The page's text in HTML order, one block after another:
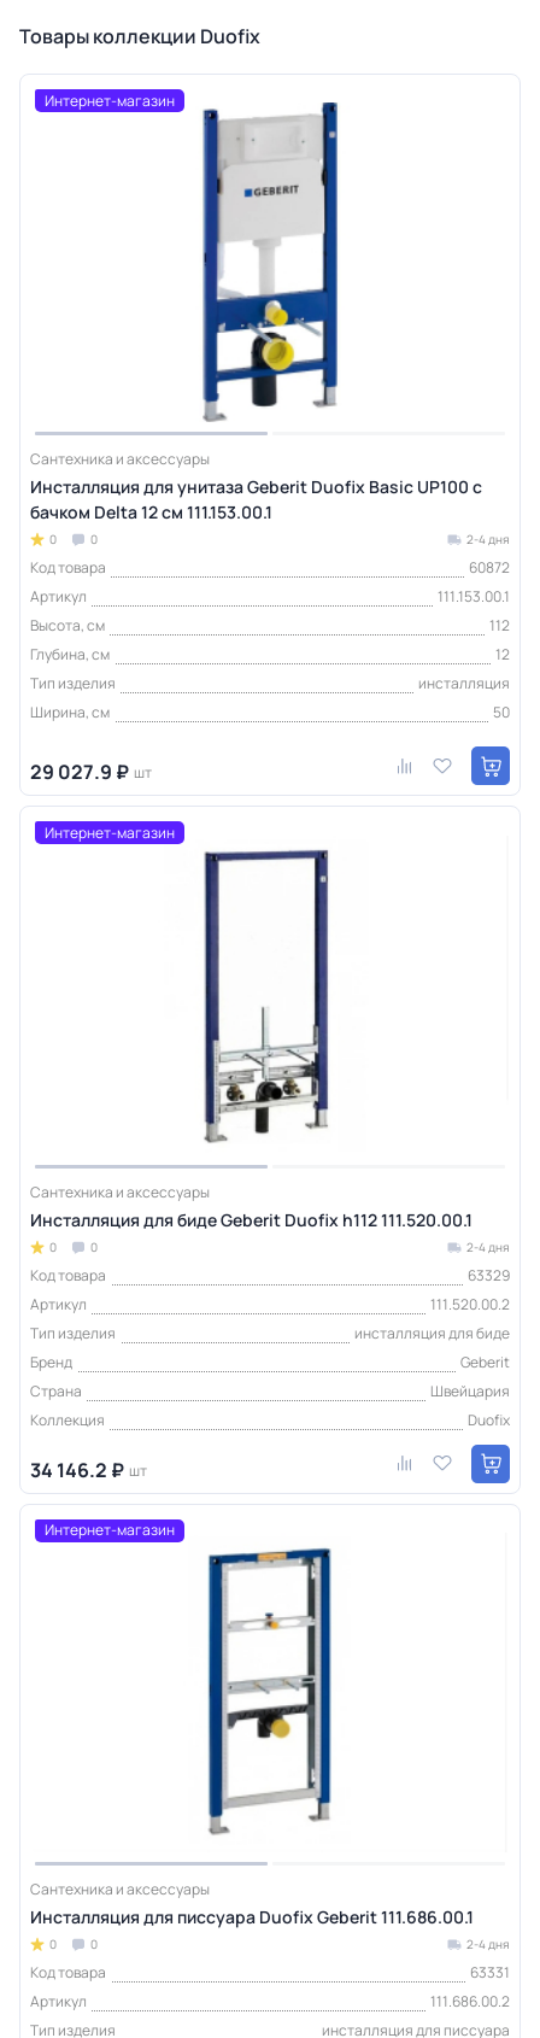
Товары коллекции Duofix
Интернет-магазин
Сантехника и аксессуары
Инсталляция для унитаза Geberit Duofix Basic UP100 с
бачком Delta 12 см 111.153.00.1
0 0 2-4 дня
Код товара
60872
Артикул
111.153.00.1
Высота, см
112
Глубина, см
12
Тип изделия
инсталляция
Ширина, см
50
29 027.9 ₽ шт
Интернет-магазин
Сантехника и аксессуары
Инсталляция для биде Geberit Duofix h112 111.520.00.1
0 0 2-4 дня
Код товара
63329
Артикул
111.520.00.2
Тип изделия
инсталляция для биде
Бренд
Geberit
Страна
Швейцария
Коллекция
Duofix
34 146.2 ₽ шт
Интернет-магазин
Сантехника и аксессуары
Инсталляция для писсуара Duofix Geberit 111.686.00.1
0 0 2-4 дня
Код товара
63331
Артикул
111.686.00.2
Тип изделия
инсталляция для писсуара